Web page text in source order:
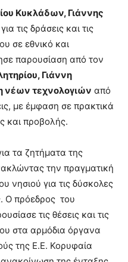
Κυκλάδων, Γιάννης
τις δράσεις και τις
σε εθνικό και
παρουσίαση από τον
Γιάννη
νέων τεχνολογιών από
με έμφαση σε πρακτικά
και προβολής.
τα ζητήματα της
την πραγματική
νησιού για τις δύσκολες
Ο πρόεδρος του
τις θέσεις και τις
στα αρμόδια όργανα
της Ε.Ε. Κορυφαία